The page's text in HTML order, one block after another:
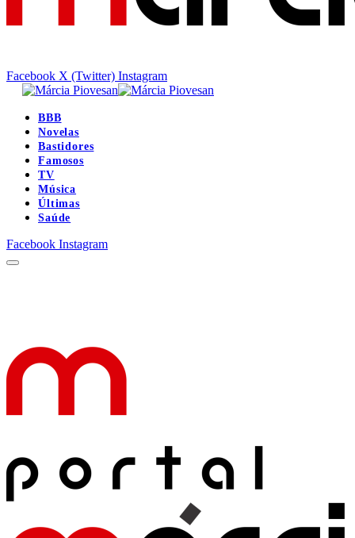
Facebook X (Twitter) Instagram
BBB
Novelas
Bastidores
Famosos
TV
Música
Últimas
Saúde
Facebook Instagram